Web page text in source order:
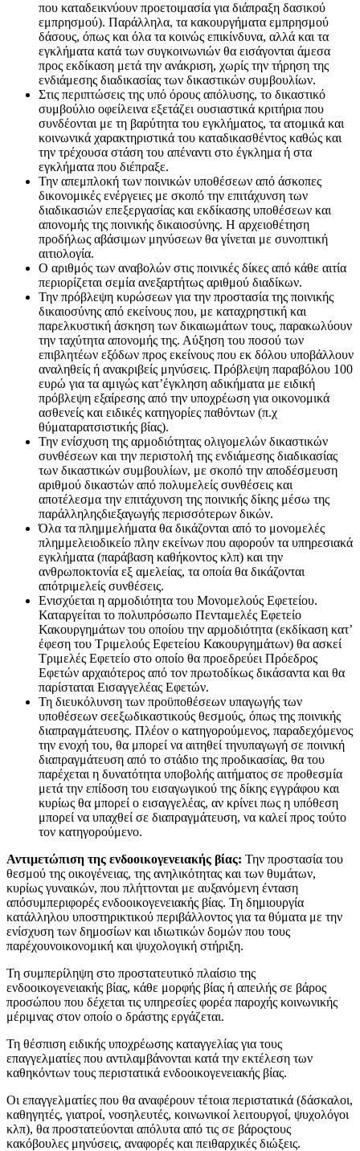
που καταδεικνύουν προετοιμασία για διάπραξη δασικού
εμπρησμού). Παράλληλα, τα κακουργήματα εμπρησμού
δάσους, όπως και όλα τα κοινώς επικίνδυνα, αλλά και τα
εγκλήματα κατά των συγκοινωνιών θα εισάγονται άμεσα
προς εκδίκαση μετά την ανάκριση, χωρίς την τήρηση της
ενδιάμεσης διαδικασίας των δικαστικών συμβουλίων.
Στις περιπτώσεις της υπό όρους απόλυσης, το δικαστικό
συμβούλιο οφείλεινα εξετάζει ουσιαστικά κριτήρια που
συνδέονται με τη βαρύτητα του εγκλήματος, τα ατομικά και
κοινωνικά χαρακτηριστικά του καταδικασθέντος καθώς και
την τρέχουσα στάση του απέναντι στο έγκλημα ή στα
εγκλήματα που διέπραξε.
Την απεμπλοκή των ποινικών υποθέσεων από άσκοπες
δικονομικές ενέργειες με σκοπό την επιτάχυνση των
διαδικασιών επεξεργασίας και εκδίκασης υποθέσεων και
απονομής της ποινικής δικαιοσύνης. Η αρχειοθέτηση
προδήλως αβάσιμων μηνύσεων θα γίνεται με συνοπτική
αιτιολογία.
Ο αριθμός των αναβολών στις ποινικές δίκες από κάθε αιτία
περιορίζεται σεμία ανεξαρτήτως αριθμού διαδίκων.
Την πρόβλεψη κυρώσεων για την προστασία της ποινικής
δικαιοσύνης από εκείνους που, με καταχρηστική και
παρελκυστική άσκηση των δικαιωμάτων τους, παρακωλύουν
την ταχύτητα απονομής της. Αύξηση του ποσού των
επιβλητέων εξόδων προς εκείνους που εκ δόλου υποβάλλουν
αναληθείς ή ανακριβείς μηνύσεις. Πρόβλεψη παραβόλου 100
ευρώ για τα αμιγώς κατ’έγκληση αδικήματα με ειδική
πρόβλεψη εξαίρεσης από την υποχρέωση για οικονομικά
ασθενείς και ειδικές κατηγορίες παθόντων (π.χ
θύματαρατσιστικής βίας).
Την ενίσχυση της αρμοδιότητας ολιγομελών δικαστικών
συνθέσεων και την περιστολή της ενδιάμεσης διαδικασίας
των δικαστικών συμβουλίων, με σκοπό την αποδέσμευση
αριθμού δικαστών από πολυμελείς συνθέσεις και
αποτέλεσμα την επιτάχυνση της ποινικής δίκης μέσω της
παράλληληςδιεξαγωγής περισσότερων δικών.
Όλα τα πλημμελήματα θα δικάζονται από το μονομελές
πλημμελειοδικείο πλην εκείνων που αφορούν τα υπηρεσιακά
εγκλήματα (παράβαση καθήκοντος κλπ) και την
ανθρωποκτονία εξ αμελείας, τα οποία θα δικάζονται
απότριμελείς συνθέσεις.
Ενισχύεται η αρμοδιότητα του Μονομελούς Εφετείου.
Καταργείται το πολυπρόσωπο Πενταμελές Εφετείο
Κακουργημάτων του οποίου την αρμοδιότητα (εκδίκαση κατ’
έφεση του Τριμελούς Εφετείου Κακουργημάτων) θα ασκεί
Τριμελές Εφετείο στο οποίο θα προεδρεύει Πρόεδρος
Εφετών αρχαιότερος από τον πρωτοδίκως δικάσαντα και θα
παρίσταται Εισαγγελέας Εφετών.
Τη διευκόλυνση των προϋποθέσεων υπαγωγής των
υποθέσεων σεεξωδικαστικούς θεσμούς, όπως της ποινικής
διαπραγμάτευσης. Πλέον ο κατηγορούμενος, παραδεχόμενος
την ενοχή του, θα μπορεί να αιτηθεί τηνυπαγωγή σε ποινική
διαπραγμάτευση από το στάδιο της προδικασίας, θα του
παρέχεται η δυνατότητα υποβολής αιτήματος σε προθεσμία
μετά την επίδοση του εισαγωγικού της δίκης εγγράφου και
κυρίως θα μπορεί ο εισαγγελέας, αν κρίνει πως η υπόθεση
μπορεί να υπαχθεί σε διαπραγμάτευση, να καλεί προς τούτο
τον κατηγορούμενο.
Αντιμετώπιση της ενδοοικογενειακής βίας: Την προστασία του
θεσμού της οικογένειας, της ανηλικότητας και των θυμάτων,
κυρίως γυναικών, που πλήττονται με αυξανόμενη ένταση
απόσυμπεριφορές ενδοοικογενειακής βίας. Τη δημιουργία
κατάλληλου υποστηρικτικού περιβάλλοντος για τα θύματα με την
ενίσχυση των δημοσίων και ιδιωτικών δομών που τους
παρέχουνοικονομική και ψυχολογική στήριξη.
Τη συμπερίληψη στο προστατευτικό πλαίσιο της
ενδοοικογενειακής βίας, κάθε μορφής βίας ή απειλής σε βάρος
προσώπου που δέχεται τις υπηρεσίες φορέα παροχής κοινωνικής
μέριμνας στον οποίο ο δράστης εργάζεται.
Τη θέσπιση ειδικής υποχρέωσης καταγγελίας για τους
επαγγελματίες που αντιλαμβάνονται κατά την εκτέλεση των
καθηκόντων τους περιστατικά ενδοοικογενειακής βίας.
Οι επαγγελματίες που θα αναφέρουν τέτοια περιστατικά (δάσκαλοι,
καθηγητές, γιατροί, νοσηλευτές, κοινωνικοί λειτουργοί, ψυχολόγοι
κλπ), θα προστατεύονται απόλυτα από τις σε βάροςτους
κακόβουλες μηνύσεις, αναφορές και πειθαρχικές διώξεις.